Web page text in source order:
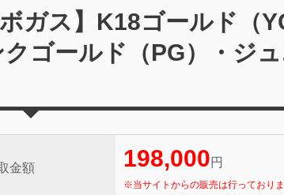
ガス】K18ゴールド（
ゴールド（PG）・ジュ
金額 198,000 円
※当サイトからの販売は行っておりま